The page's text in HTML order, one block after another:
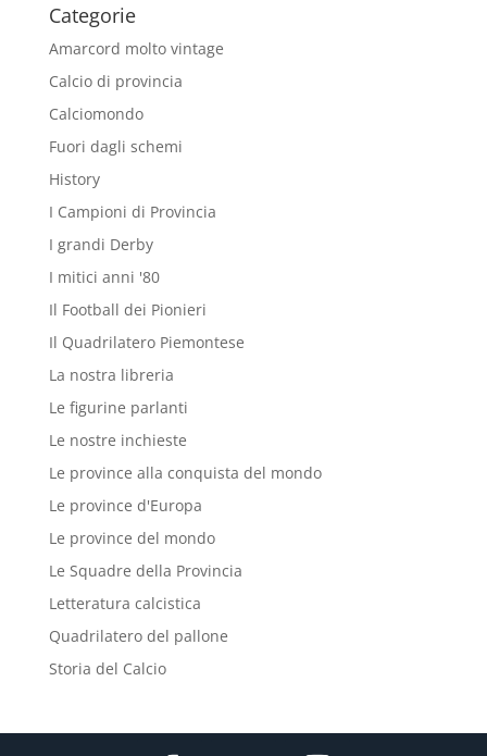
Categorie
Amarcord molto vintage
Calcio di provincia
Calciomondo
Fuori dagli schemi
History
I Campioni di Provincia
I grandi Derby
I mitici anni '80
Il Football dei Pionieri
Il Quadrilatero Piemontese
La nostra libreria
Le figurine parlanti
Le nostre inchieste
Le province alla conquista del mondo
Le province d'Europa
Le province del mondo
Le Squadre della Provincia
Letteratura calcistica
Quadrilatero del pallone
Storia del Calcio